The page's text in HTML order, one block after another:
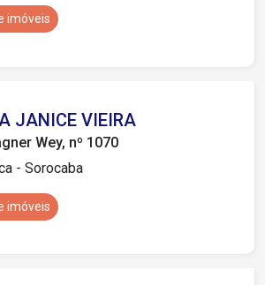
imóveis
JANICE VIEIRA
Wey, nº 1070
- Sorocaba
imóveis